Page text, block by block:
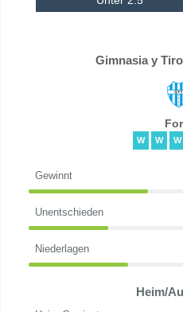
Gimnasia y
W W W
Gewinnt
Unentschieden
Niederlagen
Heim/